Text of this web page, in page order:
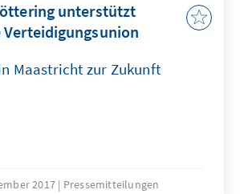
unterstützt
Maastricht zur Zukunft
2017 Pressemitteilungen